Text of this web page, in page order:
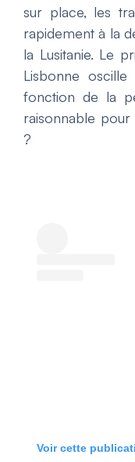
sur place, les
rapidement à la
la Lusitanie. Le
Lisbonne
fonction de la
raisonnable
?
Voir cette